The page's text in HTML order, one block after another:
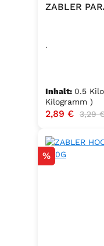
ZABLER
.
Inhalt: 0.5
Kilogramm )
2,89 € 3,29
Rabatt
%